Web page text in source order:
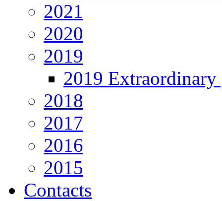
2021
2020
2019
2019 Extraordinary
2018
2017
2016
2015
Contacts